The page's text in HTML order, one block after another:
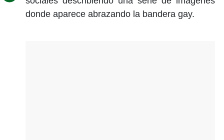
donde aparece abrazando la bandera gay.